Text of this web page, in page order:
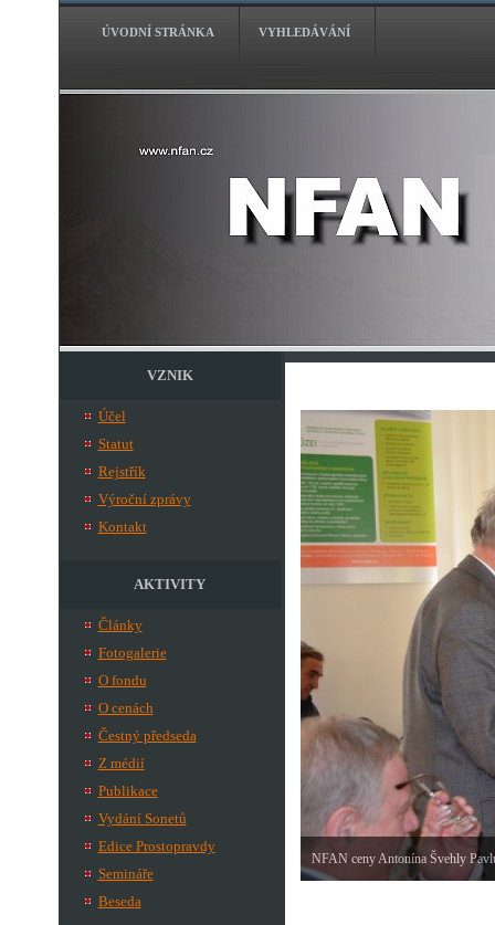
ÚVODNÍ STRÁNKA VYHLEDÁVÁNÍ
VZNIK
Účel
Statut
Rejstřík
Výroční zprávy
Kontakt
AKTIVITY
Články
Fotogalerie
O fondu
O cenách
Čestný předseda
Z médií
Publikace
Vydání Sonetů
Edice Prostopravdy
Semináře
Beseda
NFAN ceny Antonína Švehly